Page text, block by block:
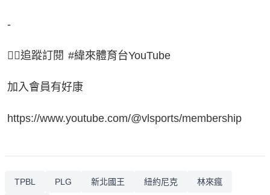
-
👉🏻追蹤訂閱 #緯來體育台YouTube
加入會員有好康
https://www.youtube.com/@vlsports/membership
TPBL PLG 新北國王 紐約尼克 林來瘋